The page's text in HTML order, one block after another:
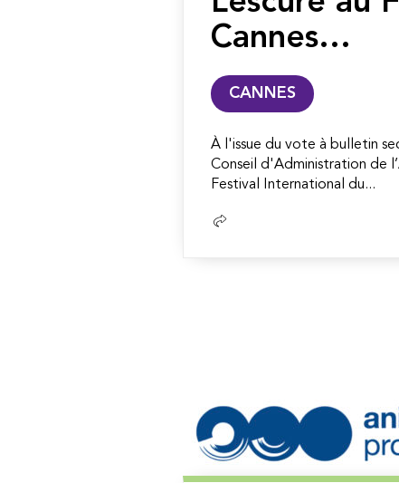
Cannes…
CANNES
À l'issue du vote à bulletin
Conseil d'Administration de
Festival International du...
Lire